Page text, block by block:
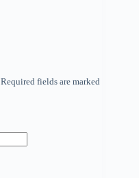
Required fields are marked